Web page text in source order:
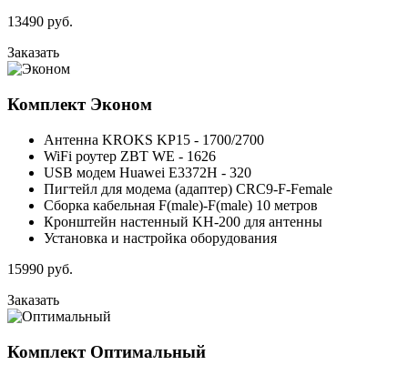
13490 руб.
Заказать
Комплект Эконом
Антенна KROKS KP15 - 1700/2700
WiFi роутер ZBT WE - 1626
USB модем Huawei E3372H - 320
Пигтейл для модема (адаптер) CRC9-F-Female
Сборка кабельная F(male)-F(male) 10 метров
Кронштейн настенный KH-200 для антенны
Установка и настройка оборудования
15990 руб.
Заказать
Комплект Оптимальный